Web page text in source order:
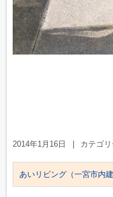
2014年1月16日 カテゴ
あいリビング（一宮市内